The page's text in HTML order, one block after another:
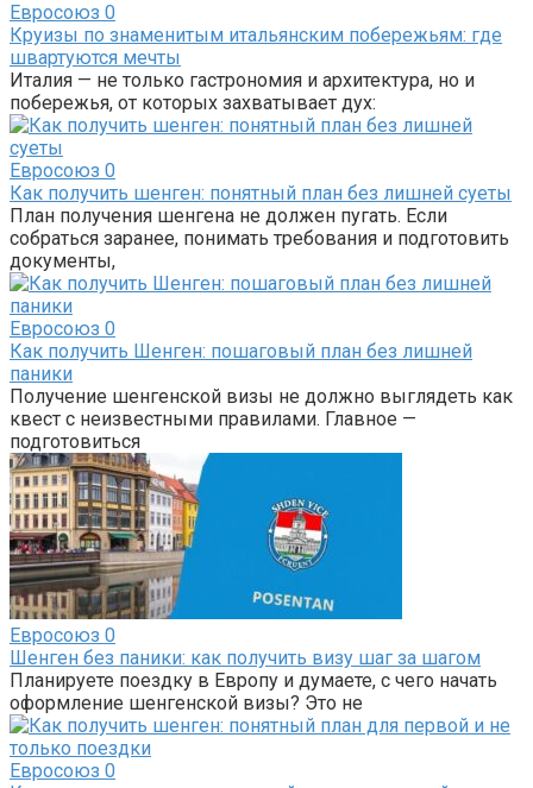
Евросоюз 0
Круизы по знаменитым итальянским побережьям: где
швартуются мечты
Италия — не только гастрономия и архитектура, но и
побережья, от которых захватывает дух:
Евросоюз 0
Как получить шенген: понятный план без лишней суеты
План получения шенгена не должен пугать. Если
собраться заранее, понимать требования и подготовить
документы,
Евросоюз 0
Как получить Шенген: пошаговый план без лишней
паники
Получение шенгенской визы не должно выглядеть как
квест с неизвестными правилами. Главное —
подготовиться
Евросоюз 0
Шенген без паники: как получить визу шаг за шагом
Планируете поездку в Европу и думаете, с чего начать
оформление шенгенской визы? Это не
Евросоюз 0